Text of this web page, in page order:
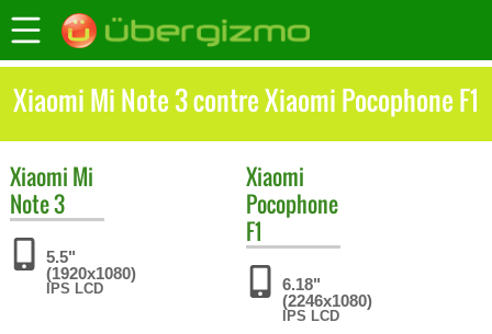
Xiaomi Mi Note 3 contre Xiaomi Pocophone F1
Xiaomi Mi
Note 3
5.5"
(1920x1080)
IPS LCD
Xiaomi
Pocophone
F1
6.18"
(2246x1080)
IPS LCD